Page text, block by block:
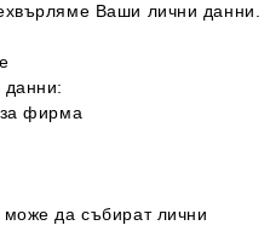
Ваши лични данни.
фирма
да събират лични